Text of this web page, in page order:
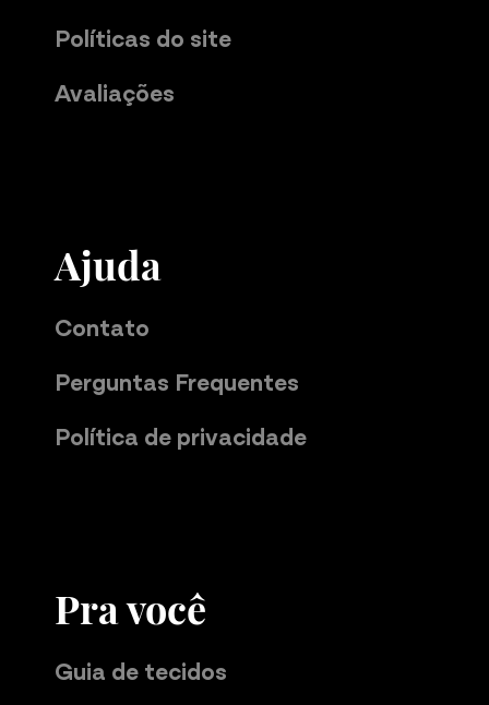
Políticas do site
Avaliações
Ajuda
Contato
Perguntas Frequentes
Política de privacidade
Pra você
Guia de tecidos